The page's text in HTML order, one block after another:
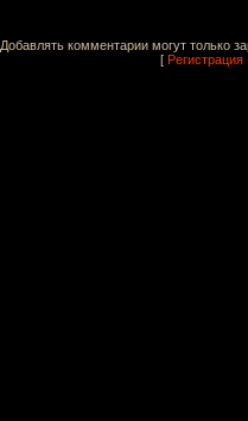
Добавлять комментарии могут только
[ Регистрация|